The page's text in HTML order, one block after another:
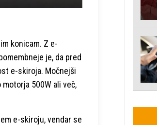
konicam. Z e-
je, da pred
e-skiroja. Močnejši
500W ali več,
e-skiroju, vendar se